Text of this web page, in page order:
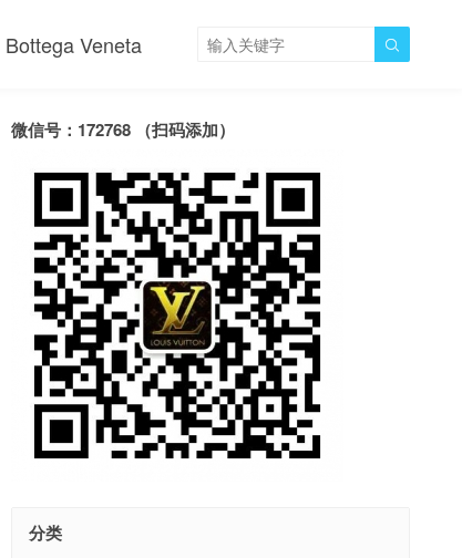
Bottega Veneta 
微信号：172768 （扫码添加）
分类